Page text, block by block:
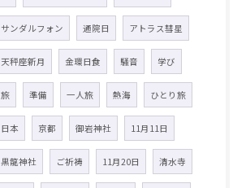
サンダルフォン 通院日 アトラス彗星
天秤座新月 金環日食 騒音 学び
旅 準備 一人旅 熱海 ひとり旅
日本 京都 御岩神社 11月11日
黒龍神社 ご祈祷 11月20日 清水寺